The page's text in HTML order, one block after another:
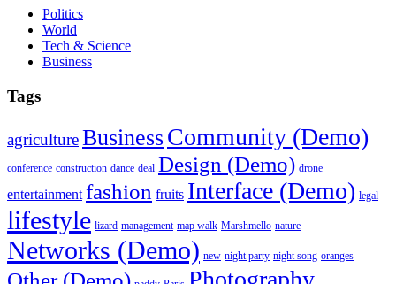
Politics
World
Tech & Science
Business
Tags
agricultureBusinessCommunity (Demo)
conference construction dance deal Design (Demo) drone
entertainment fashion fruits Interface (Demo) legal
lifestyle lizard management map walk Marshmello nature
Networks (Demo) new night party night song oranges